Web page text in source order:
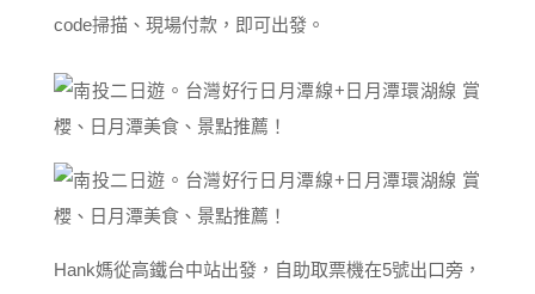
code掃描、現場付款，即可出發。
Hank媽從高鐵台中站出發，自助取票機在5號出口旁，